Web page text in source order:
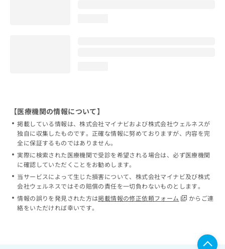
【医療機関の情報について】
掲載している情報は、株式会社マイナビおよび株式会社ウェルネスが
独自に収集したものです。正確な情報に努めておりますが、内容を完
全に保証するものではありません。
実際に検索された医療機関で受診を希望される場合は、必ず医療機関
に確認していただくことをお勧めします。
当サービスによって生じた損害について、株式会社マイナビ及び株式
会社ウェルネスではその賠償の責任を一切負わないものとします。
情報の誤りを発見された方は掲載情報の修正依頼フォーム
からご連
絡をいただければ幸いです。